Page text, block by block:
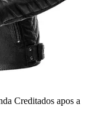
Creditados apos a